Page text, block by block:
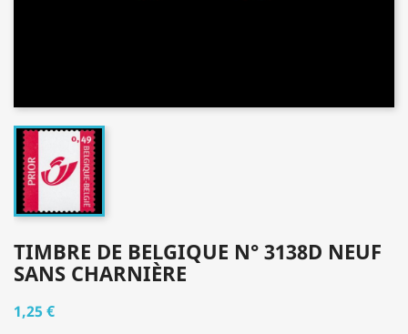
TIMBRE DE BELGIQUE N° 3138D NEUF
SANS CHARNIÈRE
1,25 €